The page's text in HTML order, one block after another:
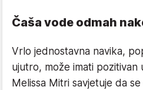
Čaša vode odmah
Vrlo jednostavna navika,
ujutro, može imati pozitivan
Melissa Mitri savjetuje da se